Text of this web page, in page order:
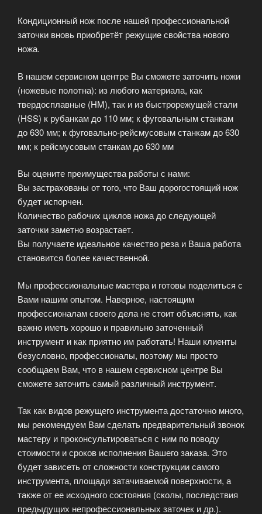
Кондиционный нож после нашей профессиональной
заточки вновь приобретёт режущие свойства нового
ножа.
В нашем сервисном центре Вы сможете заточить ножи
(ножевые полотна): из любого материала, как
твердосплавные (HM), так и из быстрорежущей стали
(HSS) к рубанкам до 110 мм; к фуговальным станкам
до 630 мм; к фуговально-рейсмусовым станкам до 630
мм; к рейсмусовым станкам до 630 мм
Вы оцените преимущества работы с нами:
Вы застрахованы от того, что Ваш дорогостоящий нож
будет испорчен.
Количество рабочих циклов ножа до следующей
заточки заметно возрастает.
Вы получаете идеальное качество реза и Ваша работа
становится более качественной.
Мы профессиональные мастера и готовы поделиться с
Вами нашим опытом. Наверное, настоящим
профессионалам своего дела не стоит объяснять, как
важно иметь хорошо и правильно заточенный
инструмент и как приятно им работать! Наши клиенты
безусловно, профессионалы, поэтому мы просто
сообщаем Вам, что в нашем сервисном центре Вы
сможете заточить самый различный инструмент.
Так как видов режущего инструмента достаточно много,
мы рекомендуем Вам сделать предварительный звонок
мастеру и проконсультироваться с ним по поводу
стоимости и сроков исполнения Вашего заказа. Это
будет зависеть от сложности конструкции самого
инструмента, площади затачиваемой поверхности, а
также от ее исходного состояния (сколы, последствия
предыдущих непрофессиональных заточек и др.).